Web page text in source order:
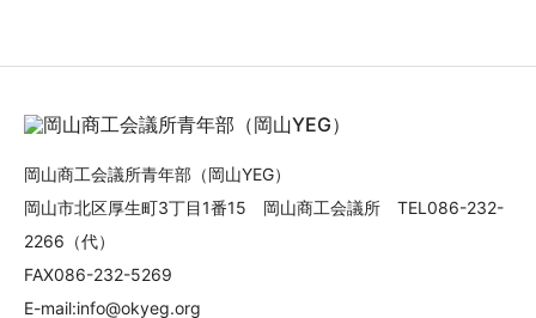
岡山商工会議所青年部（岡山YEG）
岡山市北区厚生町3丁目1番15 岡山商工会議所 TEL086-232-
2266（代）
FAX086-232-5269
E-mail:info@okyeg.org